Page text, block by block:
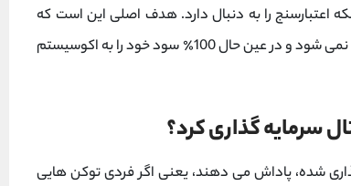
اعتبارسنج را به دنبال دارد. هدف اصلی این است که
اطمینان حاصل شود که هیچ کارتل اعتبارسنجی تشکیل نمی شود و در عین حال 100٪ سود خود را به اکوسیستم
سرمایه گذاری کرد؟
شده، پاداش می دهند، یعنی اگر فردی توکن هایی